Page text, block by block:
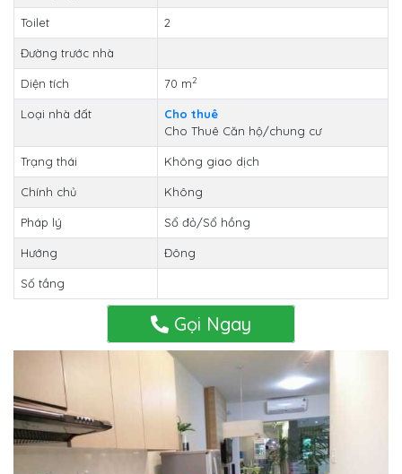
Toilet 2
Đường trước nhà
Diện tích 70 m2
Loại nhà đất
Cho thuê
Cho Thuê Căn hộ/chung cư
Trạng thái Không giao dịch
Chính chủ Không
Pháp lý Sổ đỏ/Sổ hồng
Hướng Đông
Số tầng
Gọi Ngay